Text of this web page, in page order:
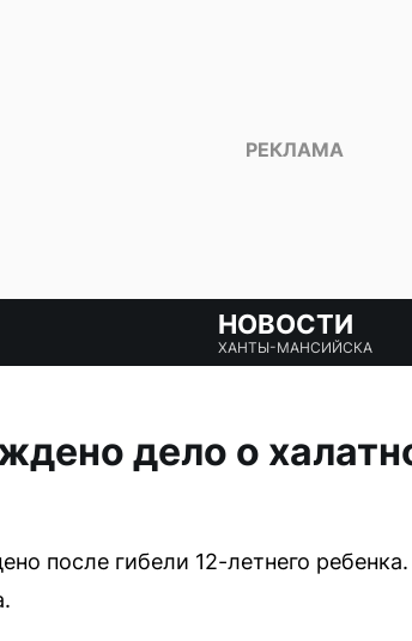
НОВОСТИ
ХАНТЫ-МАНСИЙСКА
дело о
после гибели 12-летнего